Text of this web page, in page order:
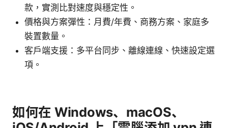
款，實測比對速度與穩定性。
價格與方案彈性：月費/年費、商務方案、家庭多
裝置數量。
客戶端支援：多平台同步、離線連線、快速設定選
項。
如何在 Windows、macOS、